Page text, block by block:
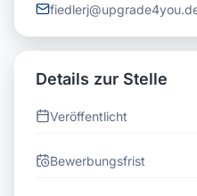
Details zur Stelle
Veröffentlicht
Bewerbungsfrist